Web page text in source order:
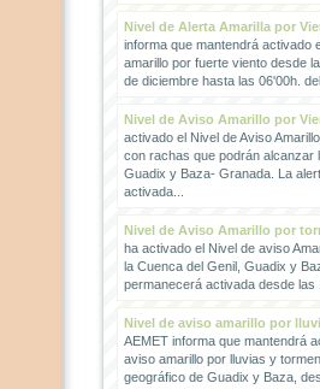
Nivel de Alerta Amarilla por
informa que mantendrá activado
amarillo por fuerte viento desde
de diciembre hasta las 06'00h. del
Nivel de Aviso Amarillo por
activado el Nivel de Aviso
con rachas que podrán alcanzar
Guadix y Baza- Granada. La
activada...
Nivel de Aviso Amarillo por
ha activado el Nivel de aviso
la Cuenca del Genil, Guadix y
permanecerá activada desde las
Nivel de aviso amarillo por
AEMET informa que mantendrá
aviso amarillo por lluvias y
geográfico de Guadix y Baza,